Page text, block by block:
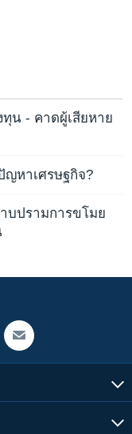
น - คาดผู้เสียหาย
ญหาเศรษฐกิจ?
บปรามการขโมย